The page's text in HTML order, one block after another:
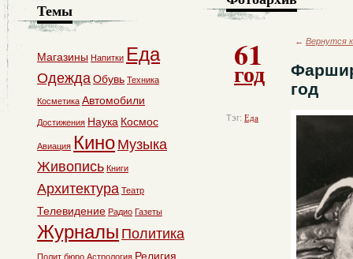
61
год
Тэг: Еда
← Вернутся
год
Темы
Магазины Напитки Еда
ОдеждаОбувь Техника
Косметика Автомобили
Достижения Наука Космос
Авиация Кино Музыка
Живопись Книги
Архитектура Театр
Телевидение Радио Газеты
Журналы Политика
Полит бюро Астрология Религия